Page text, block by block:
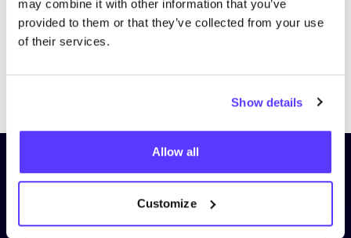
may combine it with other information that you’ve
provided to them or that they’ve collected from your use
of their services.
Show details
Allow all
Customize
Inscrivez-vous à notre lettre
d’information et restez informé !
Nom*